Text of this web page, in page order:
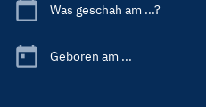
Was geschah am ...?
Geboren am ...